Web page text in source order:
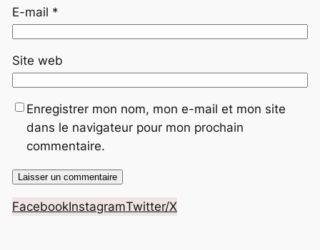
E-mail *
Site web
Enregistrer mon nom, mon e-mail et mon site
dans le navigateur pour mon prochain
commentaire.
FacebookInstagramTwitter/X